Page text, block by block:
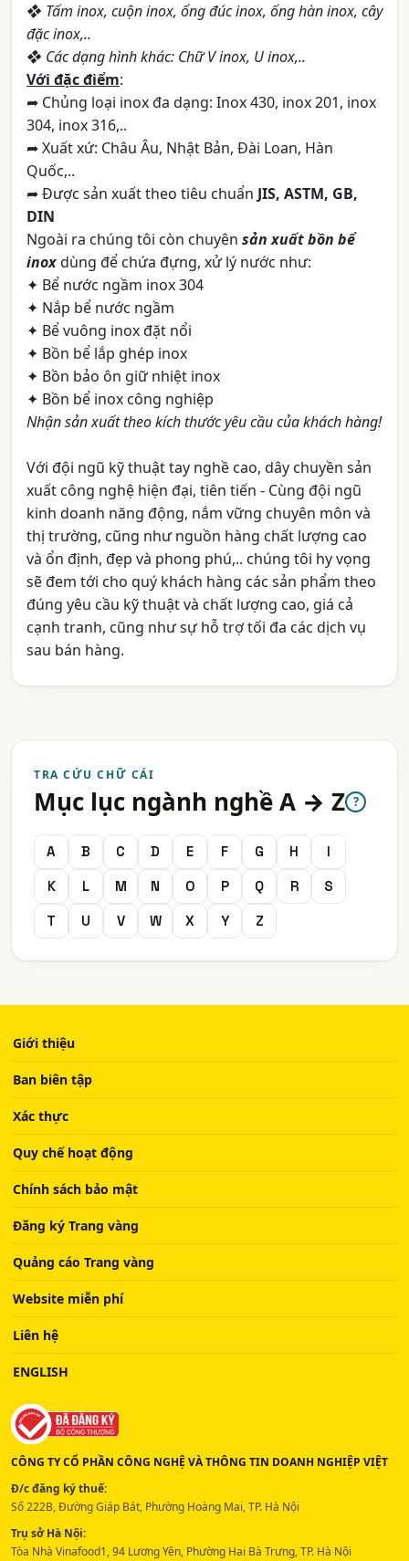
❖ Tấm inox, cuộn inox, ống đúc inox, ống hàn inox, cây
đặc inox,..
❖ Các dạng hình khác: Chữ V inox, U inox,..
Với đặc điểm:
➦ Chủng loại inox đa dạng: Inox 430, inox 201, inox
304, inox 316,..
➦ Xuất xứ: Châu Âu, Nhật Bản, Đài Loan, Hàn
Quốc,..
➦ Được sản xuất theo tiêu chuẩn JIS, ASTM, GB,
DIN
Ngoài ra chúng tôi còn chuyên sản xuất bồn bể
inoxdùng để chứa đựng, xử lý nước như:
✦ Bể nước ngầm inox 304
✦ Nắp bể nước ngầm
✦ Bể vuông inox đặt nổi
✦ Bồn bể lắp ghép inox
✦ Bồn bảo ôn giữ nhiệt inox
✦ Bồn bể inox công nghiệp
Nhận sản xuất theo kích thước yêu cầu của khách hàng!
Với đội ngũ kỹ thuật tay nghề cao, dây chuyền sản
xuất công nghệ hiện đại, tiên tiến - Cùng đội ngũ
kinh doanh năng động, nắm vững chuyên môn và
thị trường, cũng như nguồn hàng chất lượng cao
và ổn định, đẹp và phong phú,.. chúng tôi hy vọng
sẽ đem tới cho quý khách hàng các sản phẩm theo
đúng yêu cầu kỹ thuật và chất lượng cao, giá cả
cạnh tranh, cũng như sự hỗ trợ tối đa các dịch vụ
sau bán hàng.
TRA CỨU CHỮ CÁI
Mục lục ngành nghề A → Z ?
A B C D E F G H
I
K
L M N O P Q R
S
T
U V W X Y Z
Giới thiệu
Ban biên tập
Xác thực
Quy chế hoạt động
Chính sách bảo mật
Đăng ký Trang vàng
Quảng cáo Trang vàng
Website miễn phí
Liên hệ
ENGLISH
CÔNG TY CỔ PHẦN CÔNG NGHỆ VÀ THÔNG TIN DOANH NGHIỆP VIỆT
Đ/c đăng ký thuế:
Số 222B, Đường Giáp Bát, Phường Hoàng Mai, TP. Hà Nội
Trụ sở Hà Nội:
Tòa Nhà Vinafood1, 94 Lương Yên, Phường Hai Bà Trưng, TP. Hà Nội